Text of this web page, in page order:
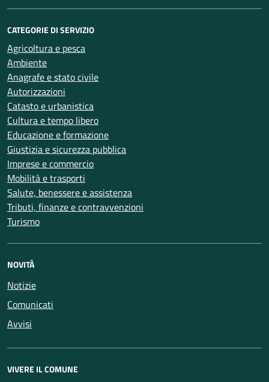
CATEGORIE DI SERVIZIO
Agricoltura e pesca
Ambiente
Anagrafe e stato civile
Autorizzazioni
Catasto e urbanistica
Cultura e tempo libero
Educazione e formazione
Giustizia e sicurezza pubblica
Imprese e commercio
Mobilità e trasporti
Salute, benessere e assistenza
Tributi, finanze e contravvenzioni
Turismo
NOVITÀ
Notizie
Comunicati
Avvisi
VIVERE IL COMUNE